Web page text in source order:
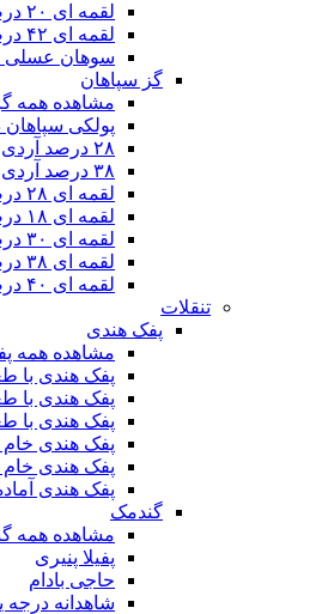
لقمه ای ۲۰ درصد پسته
لقمه ای ۴۲ درصد پسته
سوهان عسلی
گز سپاهان
مشاهده همه
پولکی سپاهان
۲۸ درصد آردی پسته و بادام
۳۸ درصد آردی پسته و بادام
لقمه ای ۲۸ درصد مخلوط پسته و بادام
لقمه ای ۱۸ درصد مخلوط پسته و بادام
لقمه ای ۳۰ درصد پسته
لقمه ای ۳۸ درصد مخلوط پسته و بادام
لقمه ای ۴۰ درصد پسته
تنقلات
پفک هندی
مشاهده همه
پفک هندی با
پفک هندی با
پفک هندی با
پفک هندی
پفک هندی خام
پفک هندی
گندمک
مشاهده همه
پفیلا پنیری
حاجی بادام
شاهدانه درجه